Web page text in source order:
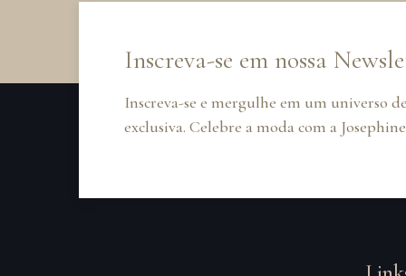
Inscreva-se em nossa
Inscreva-se e mergulhe em um universo
exclusiva. Celebre a moda com a